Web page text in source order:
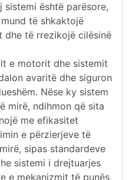
sistemi është parësore,
të shkaktojë
dhe të rrezikojë cilësinë
e motorit dhe sistemit
avaritë dhe siguron
Nëse ky sistem
mirë, ndihmon që sita
me efikasitet
e përzierjeve të
sipas standardeve
sistemi i drejtuarjes
e mekanizmit të punës